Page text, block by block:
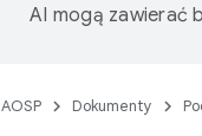
AI mogą zawierać
AOSP Dokumenty